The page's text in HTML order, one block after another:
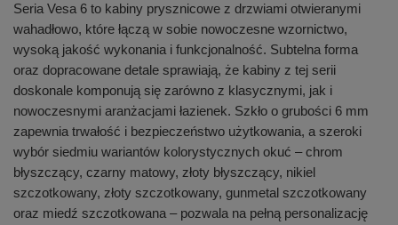
Seria Vesa 6 to kabiny prysznicowe z drzwiami otwieranymi
wahadłowo, które łączą w sobie nowoczesne wzornictwo,
wysoką jakość wykonania i funkcjonalność. Subtelna forma
oraz dopracowane detale sprawiają, że kabiny z tej serii
doskonale komponują się zarówno z klasycznymi, jak i
nowoczesnymi aranżacjami łazienek. Szkło o grubości 6 mm
zapewnia trwałość i bezpieczeństwo użytkowania, a szeroki
wybór siedmiu wariantów kolorystycznych okuć – chrom
błyszczący, czarny matowy, złoty błyszczący, nikiel
szczotkowany, złoty szczotkowany, gunmetal szczotkowany
oraz miedź szczotkowana – pozwala na pełną personalizację